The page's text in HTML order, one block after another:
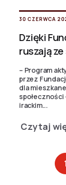
30 CZERWCA
Dzięki
ruszają
– Program
przez
dla
irackim...
Czytaj
1